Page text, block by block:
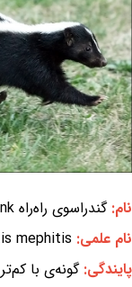
نام:گندراسوی راه‌راه Striped skunk
نام علمی: mephitis
پایندگی: